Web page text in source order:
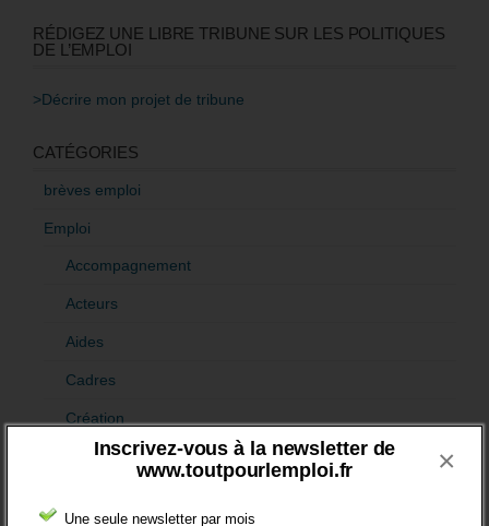
Inscrivez-vous à la newsletter de
www.toutpourlemploi.fr
Une seule newsletter par mois
×
RÉDIGEZ UNE LIBRE TRIBUNE SUR LES POLITIQUES
DE L’EMPLOI
>Décrire mon projet de tribune
CATÉGORIES
brèves emploi
Emploi
Accompagnement
Acteurs
Aides
Cadres
Création
Demandeur emploi